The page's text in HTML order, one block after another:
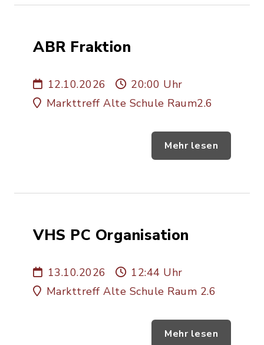
ABR Fraktion
12.10.2026
20:00 Uhr
Markttreff Alte Schule Raum2.6
Mehr lesen
VHS PC Organisation
13.10.2026
12:44 Uhr
Markttreff Alte Schule Raum 2.6
Mehr lesen